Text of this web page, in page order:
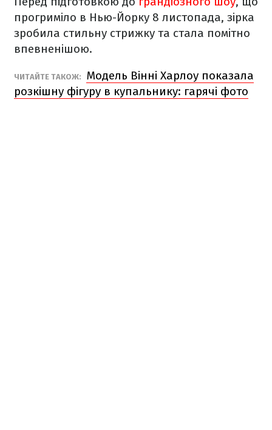
прогриміло в Нью-Йорку 8 листопада, зірка
зробила стильну стрижку та стала помітно
впевненішою.
ЧИТАЙТЕ ТАКОЖ:
Модель Вінні Харлоу показала
розкішну фігуру в купальнику: гарячі фото